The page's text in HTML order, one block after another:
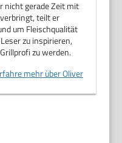
nicht gerade Zeit mit
teilt er
um Fleischqualität
zu inspirieren,
zu werden.
mehr über Oliver